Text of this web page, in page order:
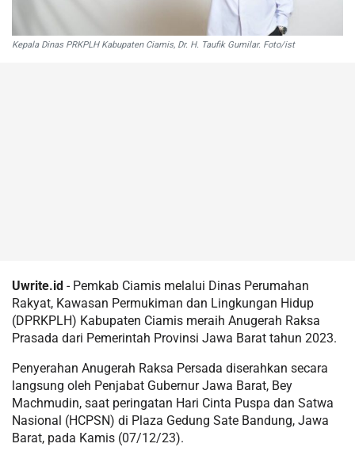
Kepala Dinas PRKPLH Kabupaten Ciamis, Dr. H. Taufik Gumilar. Foto/ist
Uwrite.id - Pemkab Ciamis melalui Dinas Perumahan
Rakyat, Kawasan Permukiman dan Lingkungan Hidup
(DPRKPLH) Kabupaten Ciamis meraih Anugerah Raksa
Prasada dari Pemerintah Provinsi Jawa Barat tahun 2023.
Penyerahan Anugerah Raksa Persada diserahkan secara
langsung oleh Penjabat Gubernur Jawa Barat, Bey
Machmudin, saat peringatan Hari Cinta Puspa dan Satwa
Nasional (HCPSN) di Plaza Gedung Sate Bandung, Jawa
Barat, pada Kamis (07/12/23).